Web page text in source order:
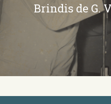
Brindis de G.